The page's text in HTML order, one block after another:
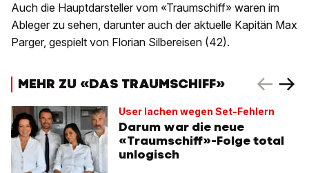
Auch die Hauptdarsteller vom «Traumschiff» waren im
Ableger zu sehen, darunter auch der aktuelle Kapitän Max
Parger, gespielt von Florian Silbereisen (42).
MEHR ZU «DAS TRAUMSCHIFF»
User lachen wegen Set-Fehlern
Darum war die neue
«Traumschiff»-Folge total
unlogisch